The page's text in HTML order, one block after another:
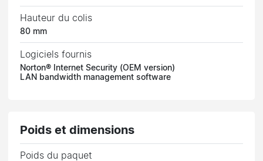
Hauteur du colis
80 mm
Logiciels fournis
Norton® Internet Security (OEM version)
LAN bandwidth management software
Poids et dimensions
Poids du paquet